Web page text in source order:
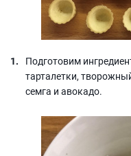
Подготовим
тарталетки,
семга и авокадо.